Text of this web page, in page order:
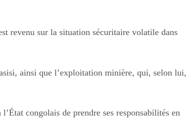
revenu sur la situation sécuritaire volatile dans
ainsi que l’exploitation minière, qui, selon lui,
congolais de prendre ses responsabilités en